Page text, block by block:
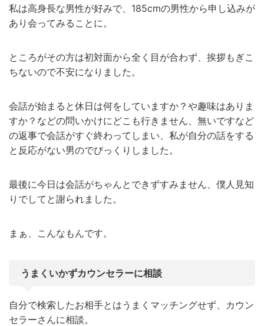
私は高身長な男性が好みで、185cmの男性から申し込みが
あり会ってみることに。
ところがその方は初対面から全く目が合わず、挨拶もぎこ
ちないので不安になりました。
会話が始まると休日は何をしていますか？や趣味はありま
すか？などの問いかけにどこも行きません、無いですなど
の返事で会話がすぐ終わってしまい、私が自分の話をする
と反応がない男のでびっくりしました。
最後に今日は会話がちゃんとできずすみません、僕人見知
りでしてと謝られました。
まぁ、こんなもんです。
うまくいかずカウンセラーに相談
自分で検索したお相手とはうまくマッチングせず、カウン
セラーさんに相談。